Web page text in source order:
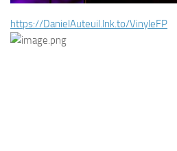
https://DanielAuteuil.lnk.to/VinyleFP